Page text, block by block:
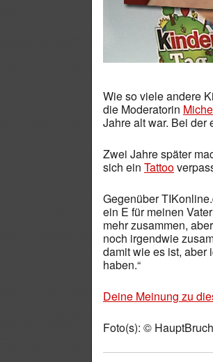
Wie so viele andere
die Moderatorin
Jahre alt war. Bei der
Zwei Jahre später
sich ein Tattoo
Gegenüber
ein E für meinen
mehr zusammen,
noch irgendwie
damit wie es ist, aber
haben.“
Deine Meinung zu
Foto(s): ©